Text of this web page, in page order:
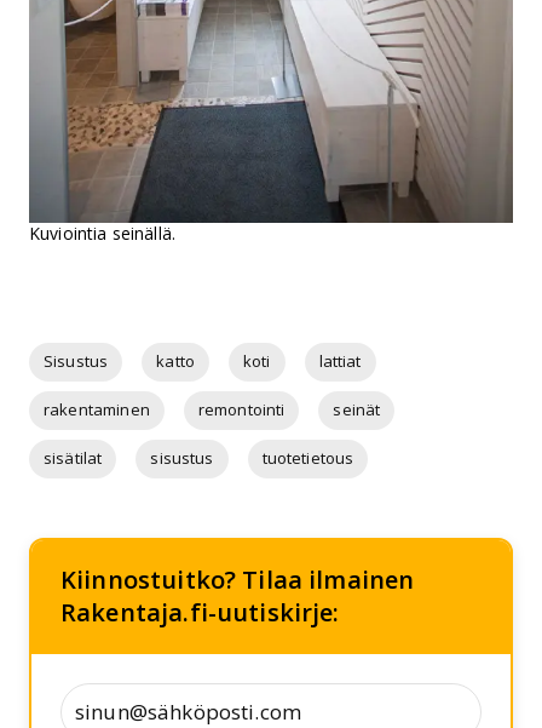
Kuviointia seinällä.
Sisustus katto koti lattiat
rakentaminen remontointi seinät
sisätilat sisustus tuotetietous
Kiinnostuitko? Tilaa ilmainen
Rakentaja.fi-uutiskirje: